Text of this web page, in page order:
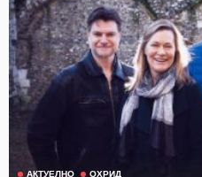
АКТУЕЛНО ОХРИД